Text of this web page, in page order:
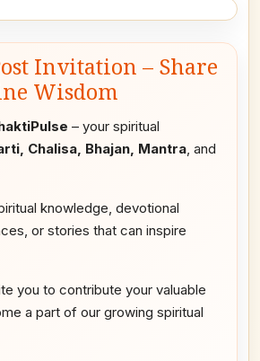
Invitation – Share
Wisdom
– your spiritual
Chalisa, Bhajan, Mantra, and
knowledge, devotional
or stories that can inspire
you to contribute your valuable
a part of our growing spiritual